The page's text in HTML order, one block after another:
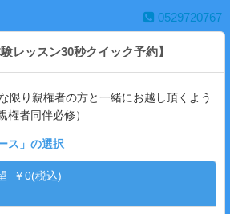
0529720767
レッスン30秒クイック予約】
限り親権者の方と一緒にお越し頂くよう
権者同伴必修）
ス 」の選択
￥0(税込)